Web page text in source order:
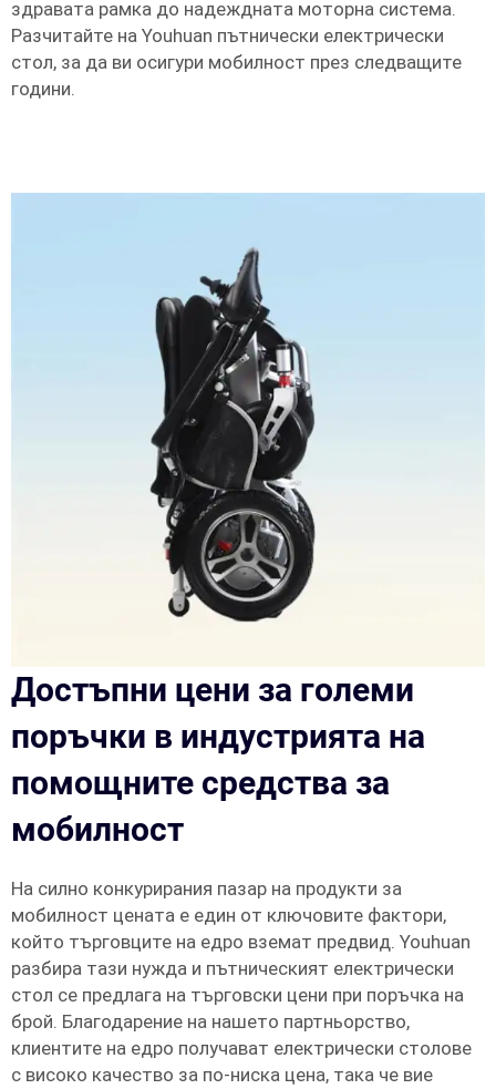
здравата рамка до надеждната моторна система.
Разчитайте на Youhuan пътнически електрически
стол, за да ви осигури мобилност през следващите
години.
Достъпни цени за големи
поръчки в индустрията на
помощните средства за
мобилност
На силно конкурирания пазар на продукти за
мобилност цената е един от ключовите фактори,
който търговците на едро вземат предвид. Youhuan
разбира тази нужда и пътническият електрически
стол се предлага на търговски цени при поръчка на
брой. Благодарение на нашето партньорство,
клиентите на едро получават електрически столове
с високо качество за по-ниска цена, така че вие